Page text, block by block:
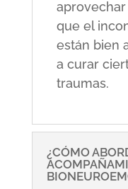
que el
están bien
a curar
traumas.
¿CÓMO